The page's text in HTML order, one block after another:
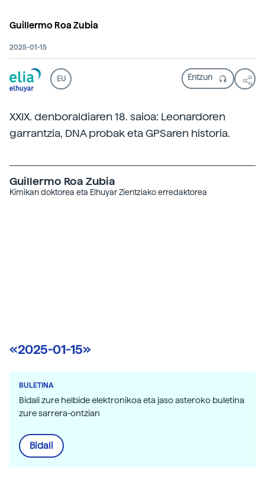
Guillermo Roa Zubia
2025-01-15
EU
XXIX. denboraldiaren 18. saioa: Leonardoren
garrantzia, DNA probak eta GPSaren historia.
Guillermo Roa Zubia
Kimikan doktorea eta Elhuyar Zientziako erredaktorea
«2025-01-15»
BULETINA
Bidali zure helbide elektronikoa eta jaso asteroko buletina
zure sarrera-ontzian
Bidali